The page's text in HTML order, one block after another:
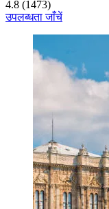
4.8 (1473)
उपलब्धता जाँचें